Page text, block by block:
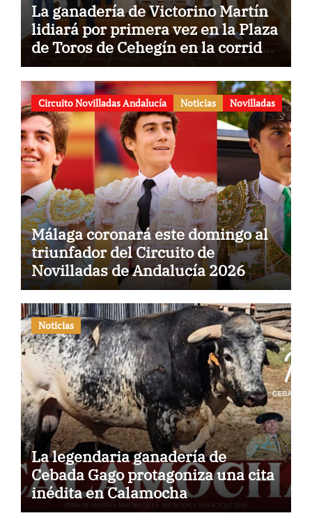
La ganadería de Victorino Martín
lidiará por primera vez en la Plaza
de Toros de Cehegín en la corrida
conmemorativa de su 125
aniversario
Circuito Novilladas Andalucía Noticias Novilladas
Málaga coronará este domingo al
triunfador del Circuito de
Novilladas de Andalucía 2026
Noticias
La legendaria ganadería de
Cebada Gago protagoniza una cita
inédita en Calamocha